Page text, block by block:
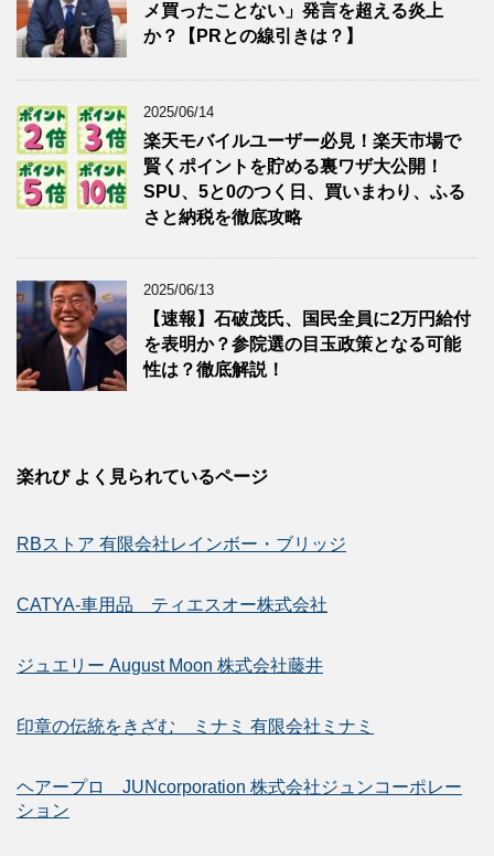
メ買ったことない」発言を超える炎上
か？【PRとの線引きは？】
2025/06/14
楽天モバイルユーザー必見！楽天市場で
賢くポイントを貯める裏ワザ大公開！
SPU、5と0のつく日、買いまわり、ふる
さと納税を徹底攻略
2025/06/13
【速報】石破茂氏、国民全員に2万円給付
を表明か？参院選の目玉政策となる可能
性は？徹底解説！
楽れび よく見られているページ
RBストア 有限会社レインボー・ブリッジ
CATYA-車用品 ティエスオー株式会社
ジュエリー August Moon 株式会社藤井
印章の伝統をきざむ ミナミ 有限会社ミナミ
ヘアープロ JUNcorporation 株式会社ジュンコーポレー
ション